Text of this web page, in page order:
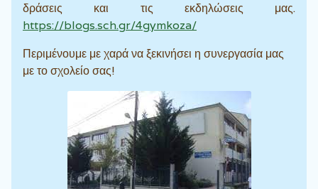
δράσεις και τις εκδηλώσεις μας.
https://blogs.sch.gr/4gymkoza/
Περιμένουμε με χαρά να ξεκινήσει η συνεργασία μας
με το σχολείο σας!